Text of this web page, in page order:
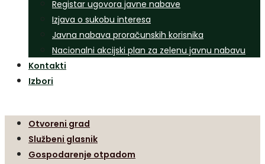
Registar ugovora javne nabave
Izjava o sukobu interesa
Javna nabava proračunskih korisnika
Nacionalni akcijski plan za zelenu javnu nabavu
Kontakti
Izbori
Otvoreni grad
Službeni glasnik
Gospodarenje otpadom